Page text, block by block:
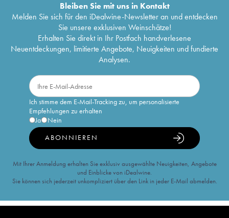
Bleiben Sie mit uns in Kontakt
Melden Sie sich für den iDealwine-Newsletter an und entdecken
Sie unsere exklusiven Weinschätze!
Erhalten Sie direkt in Ihr Postfach handverlesene
Neuentdeckungen, limitierte Angebote, Neuigkeiten und fundierte
Analysen.
Ich stimme dem E-Mail-Tracking zu, um personalisierte
Empfehlungen zu erhalten
Ja
Nein
ABONNIEREN
Mit Ihrer Anmeldung erhalten Sie exklusiv ausgewählte Neuigkeiten, Angebote
und Einblicke von iDealwine.
Sie können sich jederzeit unkompliziert über den Link in jeder E-Mail abmelden.